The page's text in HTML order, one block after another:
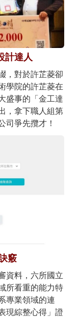
計達人
，對於許芷菱卻
學院的許芷菱在
盛事的「金工達
，拿下職人組第
司爭先攬才！
竅
資料，六所國立
所看重的能力特
專業領域的連
現綜整心得」證